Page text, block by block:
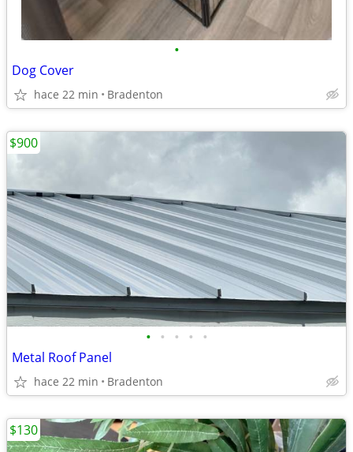
•
Dog Cover
hace 22 min Bradenton
• • • • •
Metal Roof Panel
hace 22 min Bradenton
$900
$130